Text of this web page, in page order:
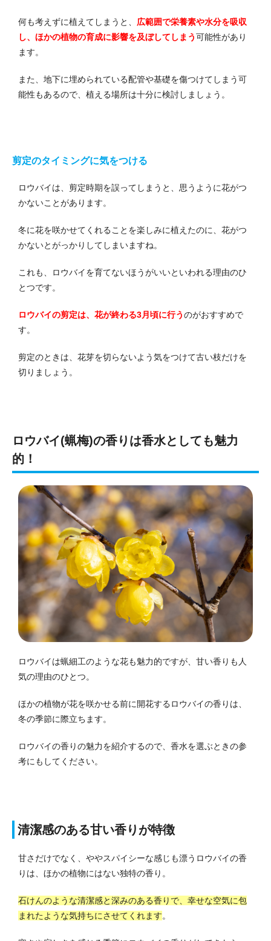
何も考えずに植えてしまうと、 広範囲で栄養素や水分を吸収
し、ほかの植物の育成に影響を及ぼしてしまう可能性があり
ます。
また、地下に埋められている配管や基礎を傷つけてしまう可
能性もあるので、植える場所は十分に検討しましょう。
剪定のタイミングに気をつける
ロウバイは、剪定時期を誤ってしまうと、思うように花がつ
かないことがあります。
冬に花を咲かせてくれることを楽しみに植えたのに、花がつ
かないとがっかりしてしまいますね。
これも、ロウバイを育てないほうがいいといわれる理由のひ
とつです。
ロウバイの剪定は、花が終わる3月頃に行うのがおすすめで
す。
剪定のときは、花芽を切らないよう気をつけて古い枝だけを
切りましょう。
ロウバイ(蝋梅)の香りは香水としても魅力
的！
ロウバイは蝋細工のような花も魅力的ですが、甘い香りも人
気の理由のひとつ。
ほかの植物が花を咲かせる前に開花するロウバイの香りは、
冬の季節に際立ちます。
ロウバイの香りの魅力を紹介するので、香水を選ぶときの参
考にもしてください。
清潔感のある甘い香りが特徴
甘さだけでなく、ややスパイシーな感じも漂うロウバイの香
りは、ほかの植物にはない独特の香り。
石けんのような清潔感と深みのある香りで、幸せな空気に包
まれたような気持ちにさせてくれます。